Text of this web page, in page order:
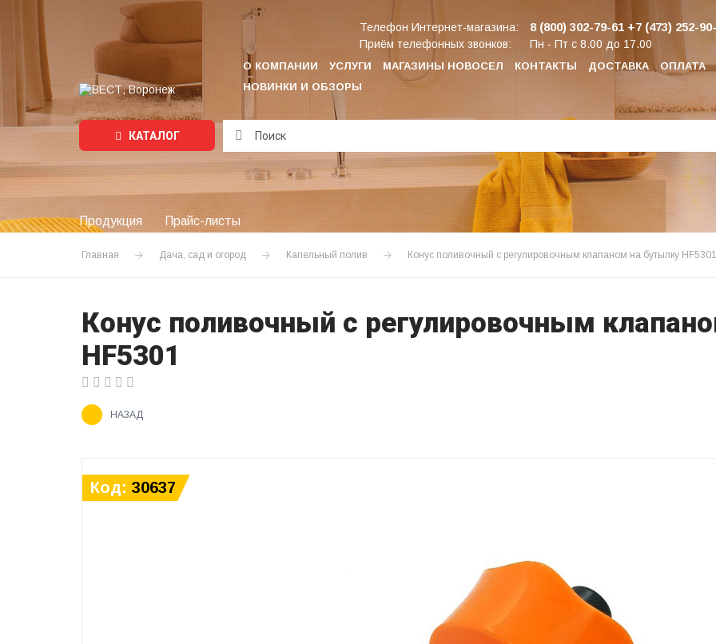
О КОМПАНИИ УСЛУГИ МАГАЗИНЫ НОВОСЕЛ КОНТАКТЫ ДОСТАВКА ОПЛАТА
НОВИНКИ И ОБЗОРЫ
Телефон Интернет-магазина: 8 (800) 302-79-61 +7 (473) 252-
Приём телефонных звонков: Пн - Пт с 8.00 до 17.00
КАТАЛОГ
Подождите...
Продукция Прайс-листы
Главная Дача, сад и огород Капельный полив Конус поливочный с регулировочным клапаном на бутылку HF5301
Конус поливочный с регулировочным
HF5301
НАЗАД
Код: 30637